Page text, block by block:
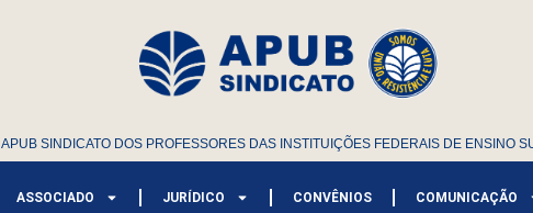
APUB SINDICATO DOS PROFESSORES DAS INSTITUIÇÕES FEDERAIS DE ENSINO
ASSOCIADO JURÍDICO CONVÊNIOS COMUNICAÇÃO